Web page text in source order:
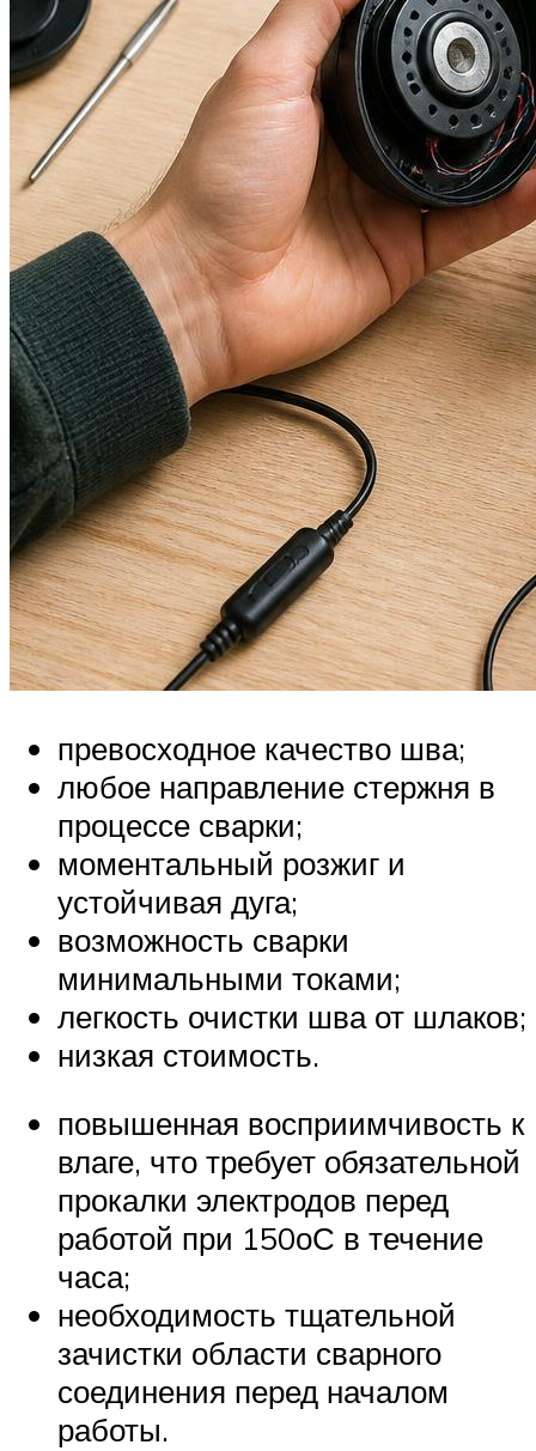
превосходное качество шва;
любое направление стержня в
процессе сварки;
моментальный розжиг и
устойчивая дуга;
возможность сварки
минимальными токами;
легкость очистки шва от шлаков;
низкая стоимость.
повышенная восприимчивость к
влаге, что требует обязательной
прокалки электродов перед
работой при 150оС в течение
часа;
необходимость тщательной
зачистки области сварного
соединения перед началом
работы.